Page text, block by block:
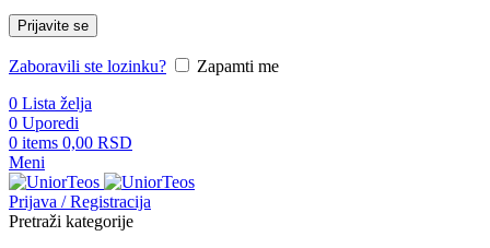
Prijavite se
Zaboravili ste lozinku?
Zapamti me
0 Lista želja
0 Uporedi
0 items 0,00 RSD
Meni
Prijava / Registracija
Pretraži kategorije